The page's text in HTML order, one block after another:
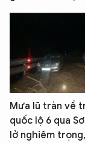
Mưa lũ tràn về
quốc lộ 6 qua
lở nghiêm